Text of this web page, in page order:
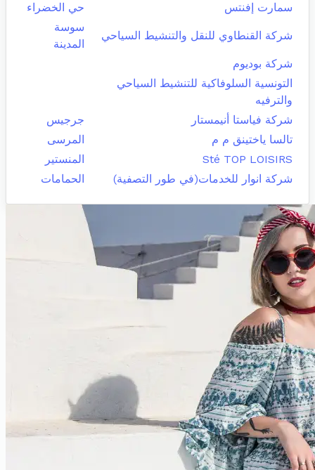
سمارت إفنتس
حي الخضراء
شركة القنطاوي للنقل والتنشيط السياحي
سوسة
المدينة
شركة بوديوم
التونسية السلوفاكية للتنشيط السياحي
والترفيه
شركة فياستا أنيمستار
جرجيس
تالسا ياختينق م م
المرسى
Sté TOP LOISIRS
المنستير
شركة انوار للخدمات(في طور التصفية)
الحمامات